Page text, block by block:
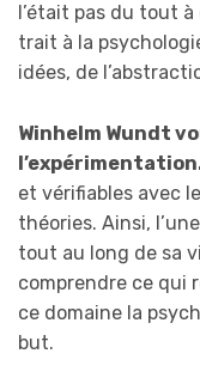
l’était pas du tout
trait à la
idées, de
Winhelm Wundt
et vérifiables avec
théories. Ainsi,
tout au long de sa
comprendre ce qui
ce domaine la
but.